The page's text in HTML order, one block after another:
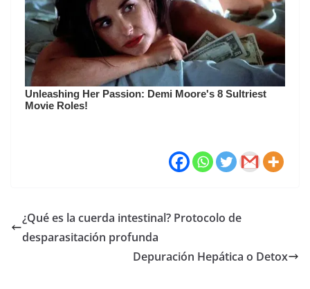
¿Qué es la cuerda intestinal? Protocolo de
desparasitación profunda
Depuración Hepática o Detox